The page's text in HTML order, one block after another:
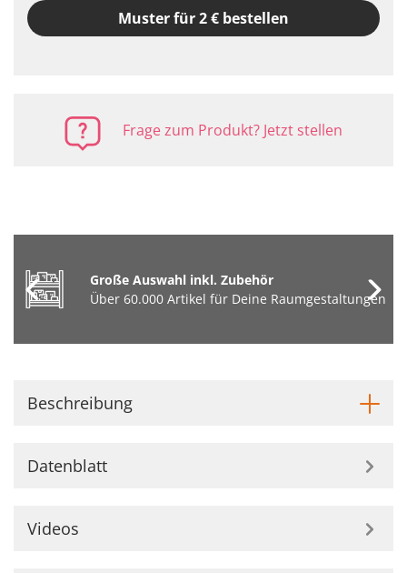
Muster für 2 € bestellen
Frage zum Produkt? Jetzt stellen
Große Auswahl inkl. Zubehör
Über 60.000 Artikel für Deine Raumgestaltungen
Beschreibung
Datenblatt
Videos